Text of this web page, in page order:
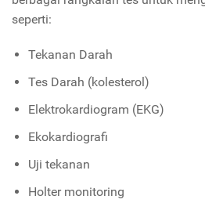
seperti:
Tekanan Darah
Tes Darah (kolesterol)
Elektrokardiogram (EKG)
Ekokardiografi
Uji tekanan
Holter monitoring